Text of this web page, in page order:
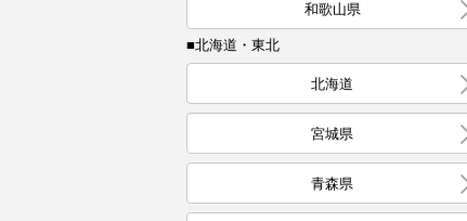
和歌山県
■北海道・東北
北海道
宮城県
青森県